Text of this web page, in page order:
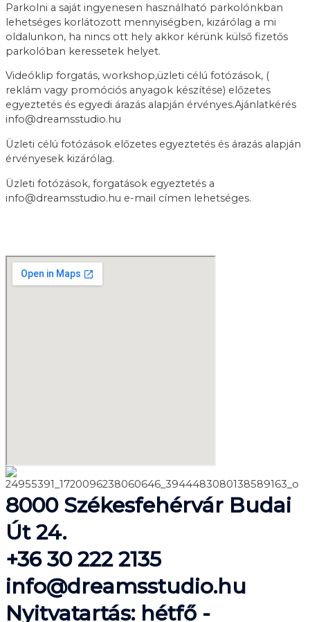
Parkolni a saját ingyenesen használható parkolónkban
lehetséges korlátozott mennyiségben, kizárólag a mi
oldalunkon, ha nincs ott hely akkor kérünk külső fizetős
parkolóban keressetek helyet.
Videóklip forgatás, workshop,üzleti célú fotózások, (
reklám vagy promóciós anyagok készítése) előzetes
egyeztetés és egyedi árazás alapján érvényes.Ajánlatkérés
info@dreamsstudio.hu
Üzleti célú fotózások előzetes egyeztetés és árazás alapján
érvényesek kizárólag.
Üzleti fotózások, forgatások egyeztetés a
info@dreamsstudio.hu e-mail címen lehetséges.
8000 Székesfehérvár Budai
Út 24.
+36 30 222 2135
info@dreamsstudio.hu
Nyitvatartás: hétfő -